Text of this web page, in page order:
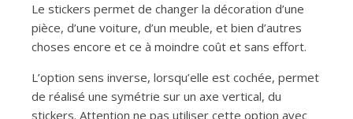
Le stickers permet de changer la décoration d’une
pièce, d’une voiture, d’un meuble, et bien d’autres
choses encore et ce à moindre coût et sans effort.
L’option sens inverse, lorsqu’elle est cochée, permet
de réalisé une symétrie sur un axe vertical, du
stickers. Attention ne pas utiliser cette option avec